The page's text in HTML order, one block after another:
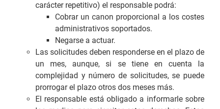
carácter repetitivo) el responsable podrá:
Cobrar un canon proporcional a los costes
administrativos soportados.
Negarse a actuar.
Las solicitudes deben responderse en el plazo de
un mes, aunque, si se tiene en cuenta la
complejidad y número de solicitudes, se puede
prorrogar el plazo otros dos meses más.
El responsable está obligado a informarle sobre